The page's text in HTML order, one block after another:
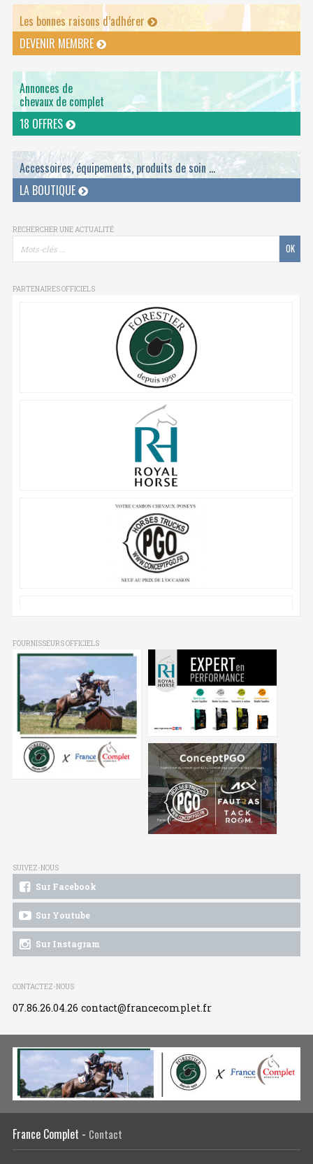
Les bonnes raisons d’adhérer
DEVENIR MEMBRE
Annonces de
chevaux de complet
18 OFFRES
Accessoires, équipements, produits de soin ...
LA BOUTIQUE
RECHERCHER UNE ACTUALITÉ
PARTENAIRES OFFICIELS
FOURNISSEURS OFFICIELS
SUIVEZ-NOUS
Sur Facebook
Sur Youtube
Sur Instagram
CONTACTEZ-NOUS
07.86.26.04.26 contact@francecomplet.fr
France Complet - Contact